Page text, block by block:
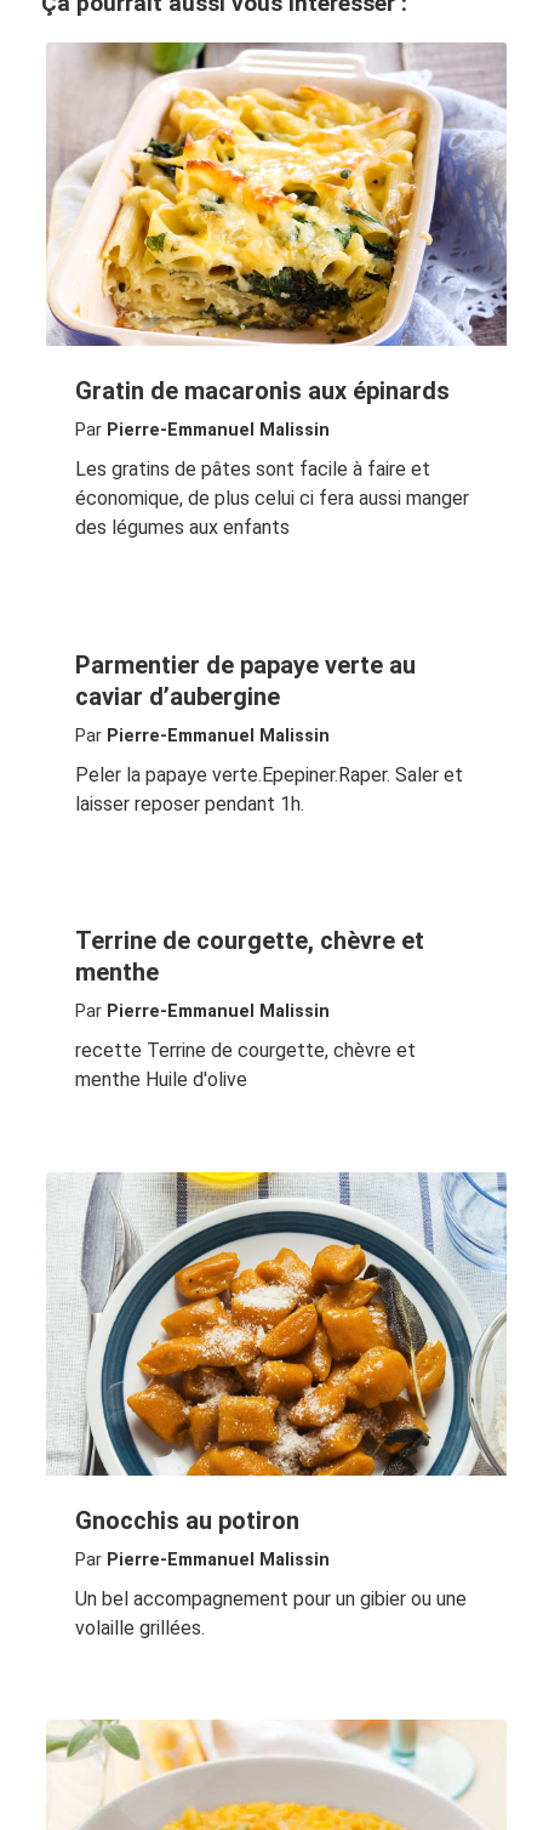
Gratin de macaronis aux épinards
Par Pierre-Emmanuel Malissin
Les gratins de pâtes sont facile à faire et
économique, de plus celui ci fera aussi manger
des légumes aux enfants
Parmentier de papaye verte au
caviar d’aubergine
Par Pierre-Emmanuel Malissin
Peler la papaye verte.Epepiner.Raper. Saler et
laisser reposer pendant 1h.
Terrine de courgette, chèvre et
menthe
Par Pierre-Emmanuel Malissin
recette Terrine de courgette, chèvre et
menthe Huile d'olive
Gnocchis au potiron
Par Pierre-Emmanuel Malissin
Un bel accompagnement pour un gibier ou une
volaille grillées.